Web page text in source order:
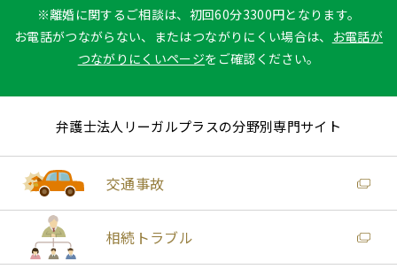
※離婚に関するご相談は、初回60分3300円となります。
お電話がつながらない、またはつながりにくい場合は、 お電話が
つながりにくいページをご確認ください。
弁護士法人リーガルプラスの分野別専門サイト
交通事故
相続トラブル